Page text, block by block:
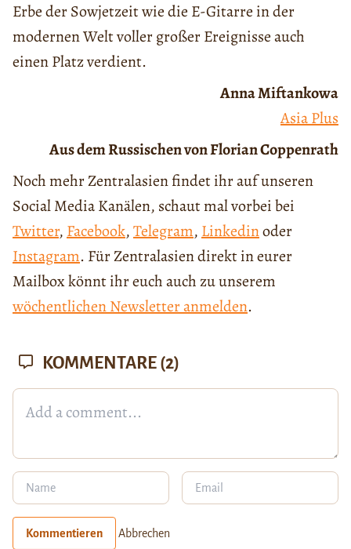
Erbe der Sowjetzeit wie die E-Gitarre in der
modernen Welt voller großer Ereignisse auch
einen Platz verdient.
Anna Miftankowa
Asia Plus
Aus dem Russischen von Florian Coppenrath
Noch mehr Zentralasien findet ihr auf unseren
Social Media Kanälen, schaut mal vorbei bei
Twitter, Facebook,Telegram, Linkedinoder
Instagram. Für Zentralasien direkt in eurer
Mailbox könnt ihr euch auch zu unserem
wöchentlichen Newsletter anmelden.
KOMMENTARE (2)
Kommentieren Abbrechen